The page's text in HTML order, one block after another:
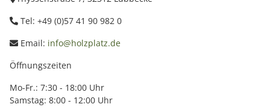
Tel: +49 (0)57 41 90 982 0
Email: info@holzplatz.de
Öffnungszeiten
Mo-Fr.: 7:30 - 18:00 Uhr
Samstag: 8:00 - 12:00 Uhr